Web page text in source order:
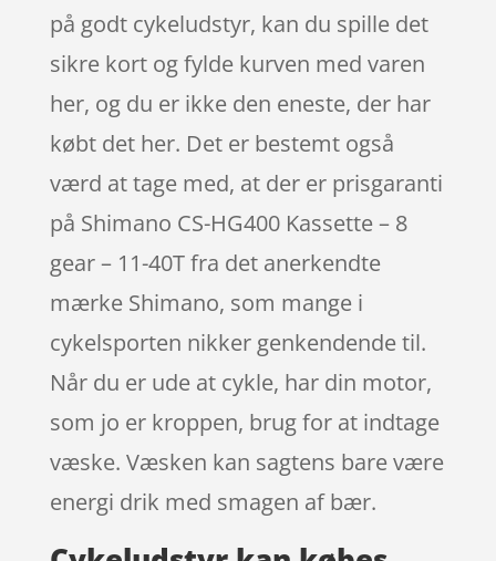
på godt cykeludstyr, kan du spille det
sikre kort og fylde kurven med varen
her, og du er ikke den eneste, der har
købt det her. Det er bestemt også
værd at tage med, at der er prisgaranti
på Shimano CS-HG400 Kassette – 8
gear – 11-40T fra det anerkendte
mærke Shimano, som mange i
cykelsporten nikker genkendende til.
Når du er ude at cykle, har din motor,
som jo er kroppen, brug for at indtage
væske. Væsken kan sagtens bare være
energi drik med smagen af bær.